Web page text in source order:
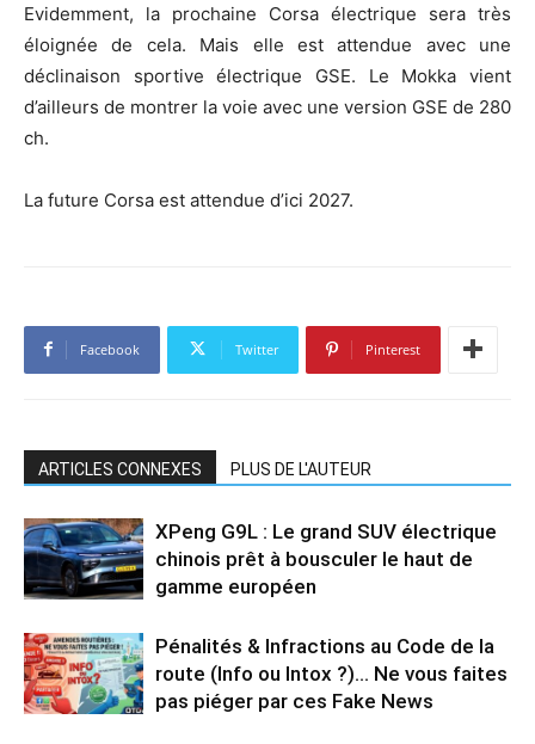
Evidemment, la prochaine Corsa électrique sera très
éloignée de cela. Mais elle est attendue avec une
déclinaison sportive électrique GSE. Le Mokka vient
d’ailleurs de montrer la voie avec une version GSE de 280
ch.
La future Corsa est attendue d’ici 2027.
Facebook Twitter Pinterest
ARTICLES CONNEXES PLUS DE L'AUTEUR
XPeng G9L : Le grand SUV électrique
chinois prêt à bousculer le haut de
gamme européen
Pénalités & Infractions au Code de la
route (Info ou Intox ?)… Ne vous faites
pas piéger par ces Fake News